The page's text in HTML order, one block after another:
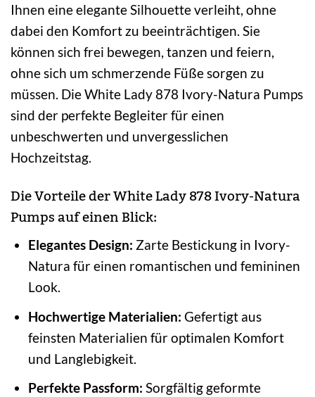
Ihnen eine elegante Silhouette verleiht, ohne
dabei den Komfort zu beeinträchtigen. Sie
können sich frei bewegen, tanzen und feiern,
ohne sich um schmerzende Füße sorgen zu
müssen. Die White Lady 878 Ivory-Natura Pumps
sind der perfekte Begleiter für einen
unbeschwerten und unvergesslichen
Hochzeitstag.
Die Vorteile der White Lady 878 Ivory-Natura
Pumps auf einen Blick:
Elegantes Design: Zarte Bestickung in Ivory-
Natura für einen romantischen und femininen
Look.
Hochwertige Materialien: Gefertigt aus
feinsten Materialien für optimalen Komfort
und Langlebigkeit.
Perfekte Passform: Sorgfältig geformte